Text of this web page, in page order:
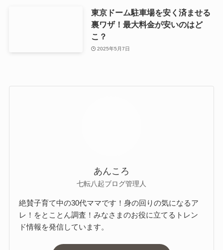
東京ドーム駐車場を安く済ませる
裏ワザ！最大料金が安いのはど
こ？
2025年5月7日
あんころ
七転八起ブログ管理人
絶賛子育て中の30代ママです！身の回りの気になるア
レ！をとことん調査！みなさまのお役に立てるトレン
ド情報を発信しています。